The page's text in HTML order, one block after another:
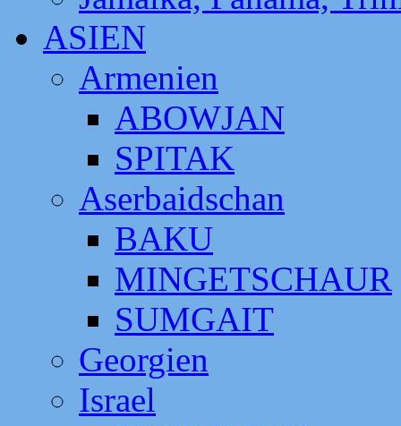
ASIEN
Armenien
ABOWJAN
SPITAK
Aserbaidschan
BAKU
MINGETSCHAUR
SUMGAIT
Georgien
Israel